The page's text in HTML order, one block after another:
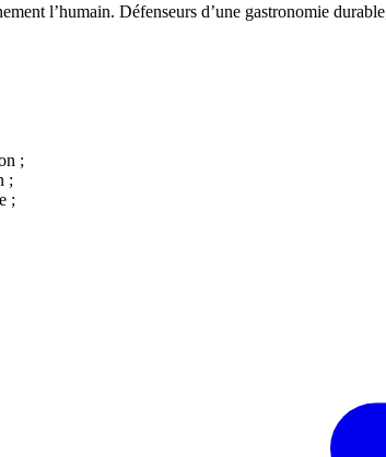
l’humain. Défenseurs d’une gastronomie
;
;
;